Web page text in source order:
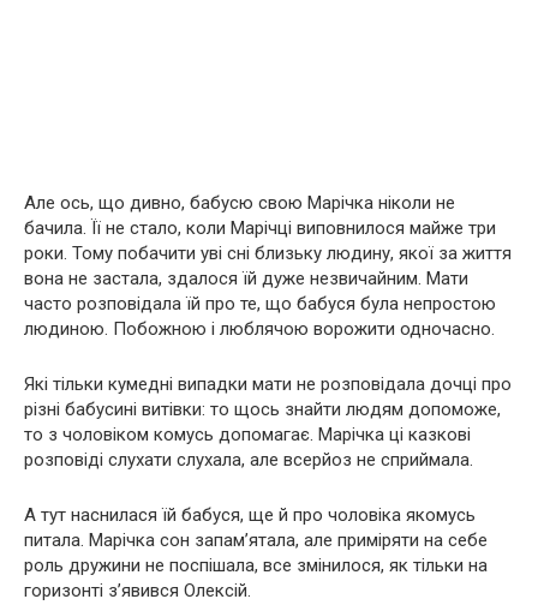
Але ось, що дивно, бабусю свою Марічка ніколи не
бачила. Її не стало, коли Марічці виповнилося майже три
роки. Тому побачити уві сні близьку людину, якої за життя
вона не застала, здалося їй дуже незвичайним. Мати
часто розповідала їй про те, що бабуся була непростою
людиною. Побожною і люблячою ворожити одночасно.
Які тільки кумедні випадки мати не розповідала дочці про
різні бабусині витівки: то щось знайти людям допоможе,
то з чоловіком комусь допомагає. Марічка ці казкові
розповіді слухати слухала, але всерйоз не сприймала.
А тут наснилася їй бабуся, ще й про чоловіка якомусь
питала. Марічка сон запам’ятала, але приміряти на себе
роль дружини не поспішала, все змінилося, як тільки на
горизонті з’явився Олексій.